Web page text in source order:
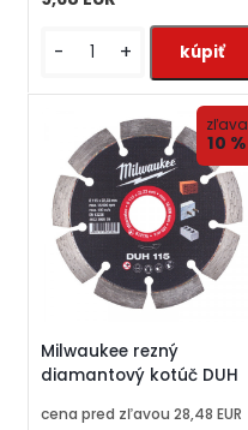
- +
Milwaukee rezný
diamantový kotúč DUH
cena pred zľavou 28,48 EUR
zľava
10 %